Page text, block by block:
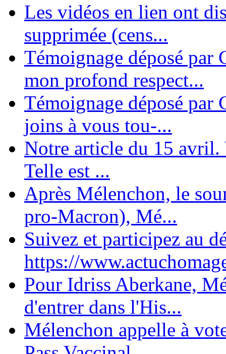
Les vidéos en lien ont
supprimée (cens...
Témoignage déposé par
mon profond respect...
Témoignage déposé par
joins à vous tou-...
Notre article du 15 avril.
Telle est ...
Après Mélenchon, le
pro-Macron), Mé...
Suivez et participez au
https://
Pour Idriss Aberkane,
d'entrer dans l'His...
Mélenchon appelle à